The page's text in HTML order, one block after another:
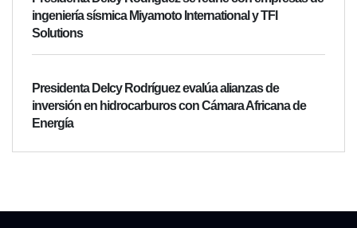
ingeniería sísmica Miyamoto International y TFI
Solutions
Presidenta Delcy Rodríguez evalúa alianzas de
inversión en hidrocarburos con Cámara Africana de
Energía